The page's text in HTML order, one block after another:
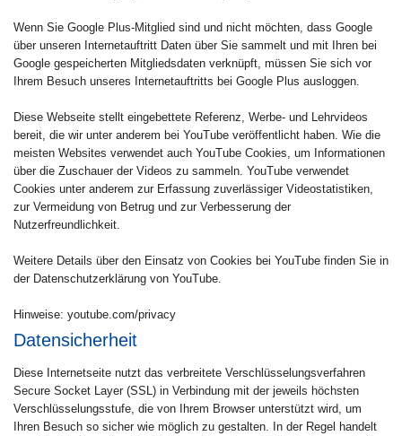
Wenn Sie Google Plus-Mitglied sind und nicht möchten, dass Google
über unseren Internetauftritt Daten über Sie sammelt und mit Ihren bei
Google gespeicherten Mitgliedsdaten verknüpft, müssen Sie sich vor
Ihrem Besuch unseres Internetauftritts bei Google Plus ausloggen.
Diese Webseite stellt eingebettete Referenz, Werbe- und Lehrvideos
bereit, die wir unter anderem bei YouTube veröffentlicht haben. Wie die
meisten Websites verwendet auch YouTube Cookies, um Informationen
über die Zuschauer der Videos zu sammeln. YouTube verwendet
Cookies unter anderem zur Erfassung zuverlässiger Videostatistiken,
zur Vermeidung von Betrug und zur Verbesserung der
Nutzerfreundlichkeit.
Weitere Details über den Einsatz von Cookies bei YouTube finden Sie in
der Datenschutzerklärung von YouTube.
Hinweise: youtube.com/privacy
Datensicherheit
Diese Internetseite nutzt das verbreitete Verschlüsselungsverfahren
Secure Socket Layer (SSL) in Verbindung mit der jeweils höchsten
Verschlüsselungsstufe, die von Ihrem Browser unterstützt wird, um
Ihren Besuch so sicher wie möglich zu gestalten. In der Regel handelt